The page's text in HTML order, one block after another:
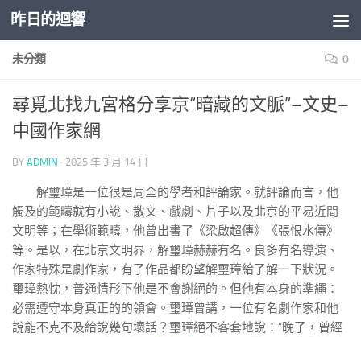
Skip to content
昨日的迴響
未分類 0
尋覓北找九宮格分享京“暗藏的文脈”–文史–
中國作家網
BY ADMIN · 2025 年 3 月 14 日
解璽璋是一位很是周全的學者和評論家。就評論而言，他
觸及的範疇就有小說、散文、戲劇、片子以及北京的平易近間
文明等；在學術範疇，他曾出書了《梁啟超傳》《張恨水傳》
等。是以，在北京文明界，解璽璋赫赫有名。良多有名導演、
作家特殊是劇作家，有了作品都盼望解璽璋給了解一下狀況。
璽璋熱忱，普通情形下他是不會謝絕的。但他有本身的準繩：
必需遵守本身真正的的領會。璽璋曾講，一位有名劇作家和他
說能不克不及給說幾句壞話？璽璋絕不客套地說：“晚了，曾經